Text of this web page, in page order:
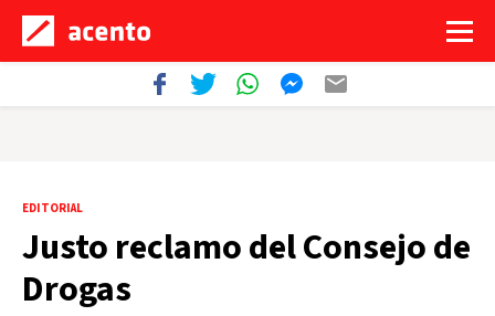
EDITORIAL
Justo reclamo del Consejo de
Drogas